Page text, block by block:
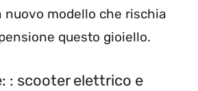
nuovo modello che rischia
questo gioiello.
: scooter elettrico e